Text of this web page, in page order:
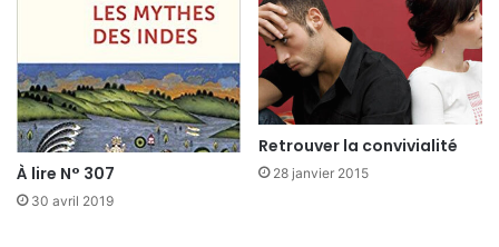
À lire N° 307
30 avril 2019
Retrouver la convivialité
28 janvier 2015